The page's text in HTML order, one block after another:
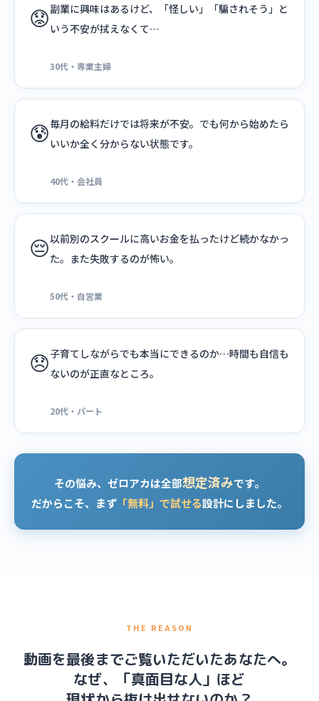
😟副業に興味はあるけど、「怪しい」「騙されそう」と
いう不安が拭えなくて…
30代・専業主婦
😰毎月の給料だけでは将来が不安。でも何から始めたら
いいか全く分からない状態です。
40代・会社員
😔以前別のスクールに高いお金を払ったけど続かなかっ
た。また失敗するのが怖い。
50代・自営業
😞子育てしながらでも本当にできるのか…時間も自信も
ないのが正直なところ。
20代・パート
その悩み、ゼロアカは全部想定済みです。
だからこそ、まず 「無料」で試せる設計にしました。
THE REASON
動画を最後までご覧いただいたあなたへ。
なぜ、「真面目な人」ほど